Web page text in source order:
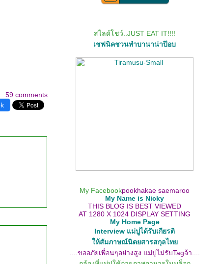
59 comments
สไลด์โชว์..JUST EAT IT!!!!
เชฟนิคชวนทำบานาน่าป๊อบ
My Facebookpookhakae saemaroo
My Name is Nicky
THIS BLOG IS BEST VIEWED
AT 1280 X 1024 DISPLAY SETTING
My Home Page
Interview แม่ปูได้รับเกียรติ
ห้สัมภาษณ์นิตยสารสกุลไท
....ขออภัยเพื่อนๆอย่างสูง แม่ปูไม่รับTagจ้า....